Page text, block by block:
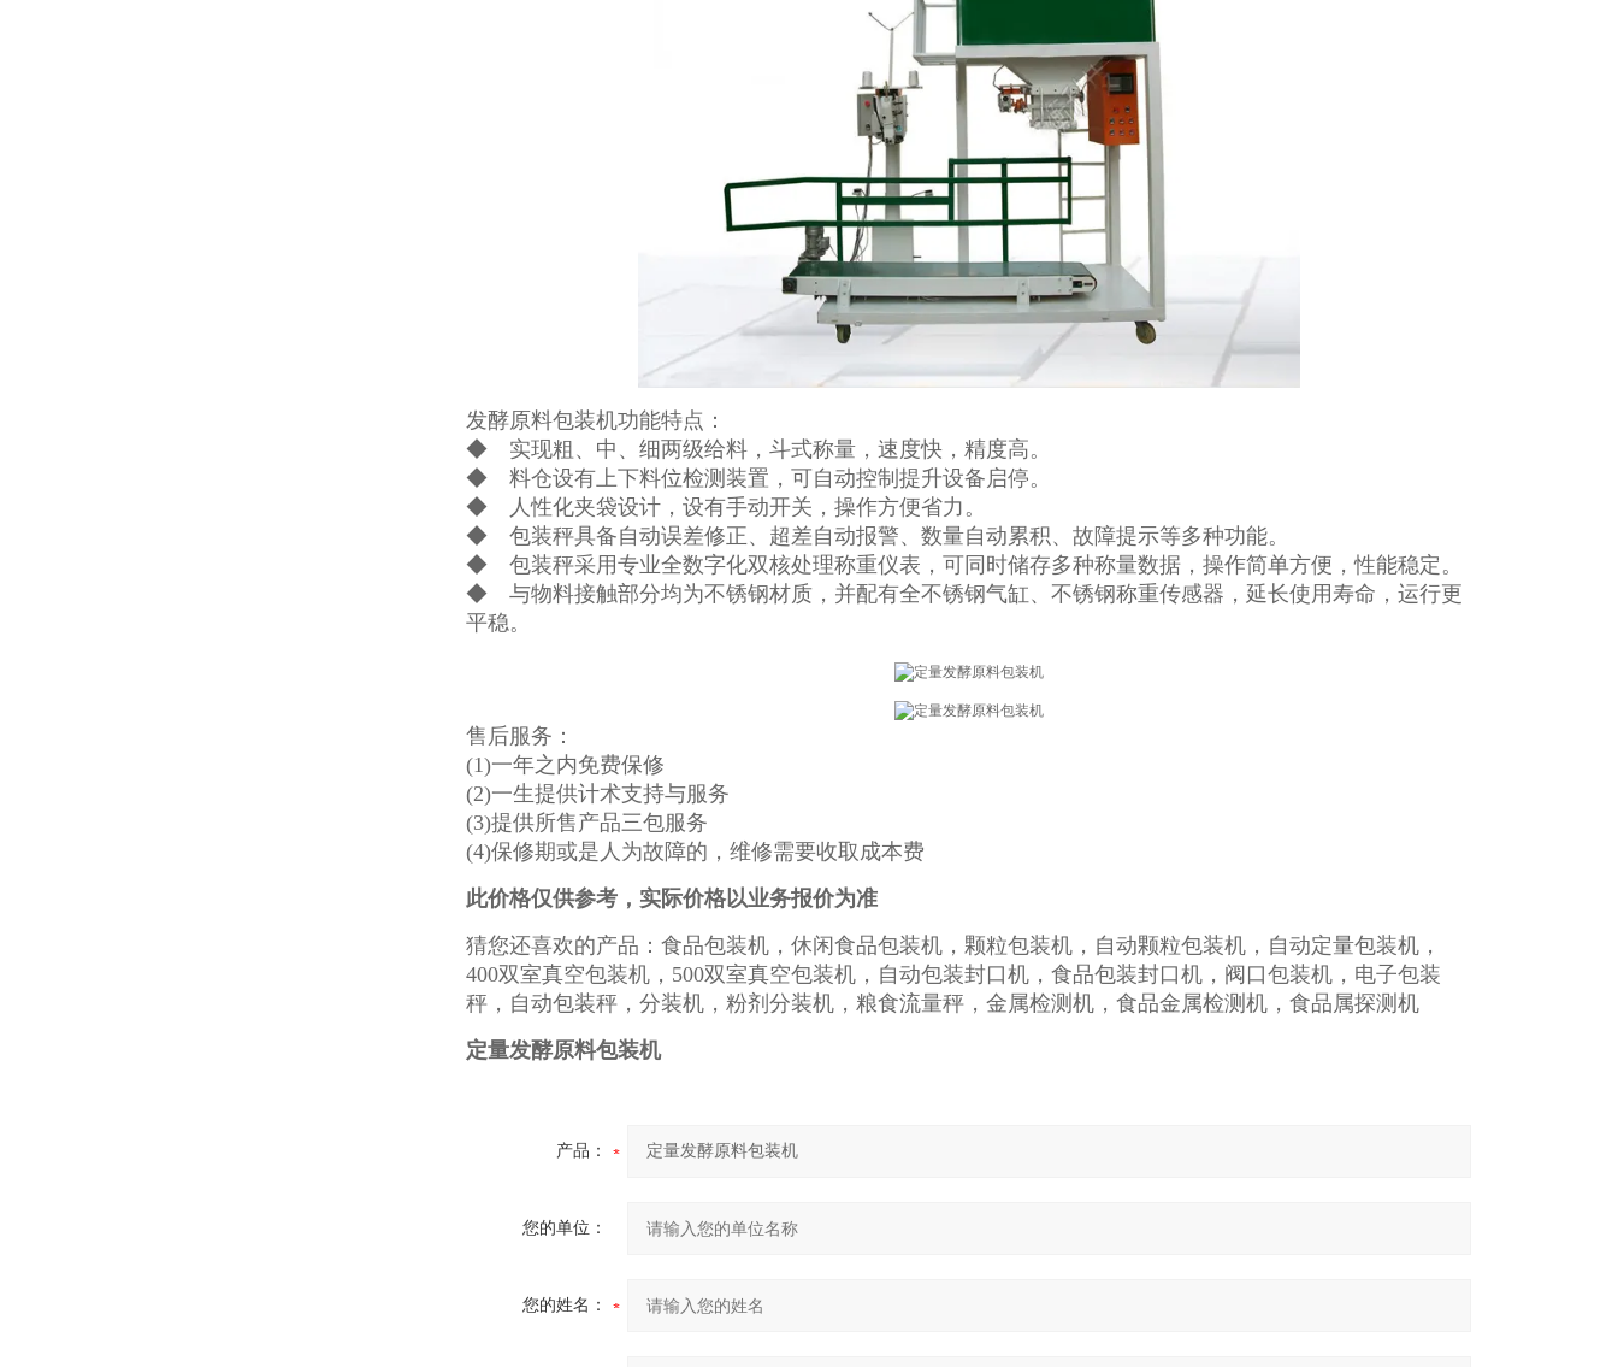
发酵原料包装机功能特点：
◆ 实现粗、中、细两级给料，斗式称量，速度快，精度高。
◆ 料仓设有上下料位检测装置，可自动控制提升设备启停。
◆ 人性化夹袋设计，设有手动开关，操作方便省力。
◆ 包装秤具备自动误差修正、超差自动报警、数量自动累积、故障提示等多种功能。
◆ 包装秤采用专业全数字化双核处理称重仪表，可同时储存多种称量数据，操作简单方便，性能稳定。
◆ 与物料接触部分均为不锈钢材质，并配有全不锈钢气缸、不锈钢称重传感器，延长使用寿命，运行更
平稳。
售后服务：
(1)一年之内免费保修
(2)一生提供计术支持与服务
(3)提供所售产品三包服务
(4)保修期或是人为故障的，维修需要收取成本费
此价格仅供参考，实际价格以业务报价为准
猜您还喜欢的产品：食品包装机，休闲食品包装机，颗粒包装机，自动颗粒包装机，自动定量包装机，
400双室真空包装机，500双室真空包装机，自动包装封口机，食品包装封口机，阀口包装机，电子包装
秤，自动包装秤，分装机，粉剂分装机，粮食流量秤，金属检测机，食品金属检测机，食品属探测机
定量发酵原料包装机
产品：
您的单位：
您的姓名：